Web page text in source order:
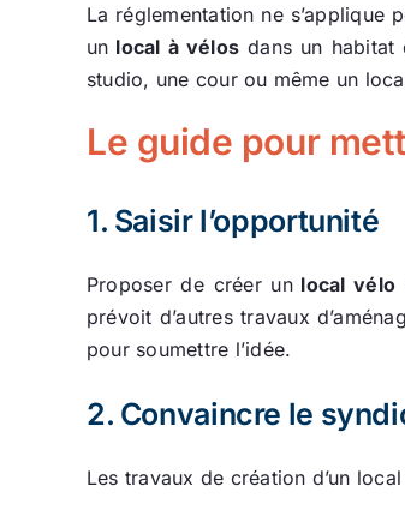
La réglementation ne s’applique
un local à vélos dans un habitat
studio, une cour ou même un
Le guide pour
1. Saisir l’opportunité
Proposer de créer unlocal vélo
prévoit d’autres travaux
pour soumettre l’idée.
2. Convaincre le
Les travaux de création d’un